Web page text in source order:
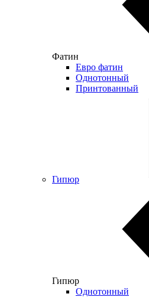
Фатин
Евро фатин
Однотонный
Принтованный
Гипюр
Гипюр
Однотонный